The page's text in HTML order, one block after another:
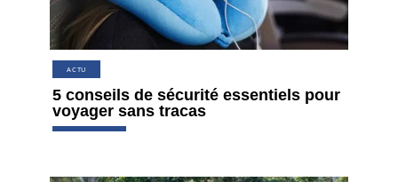
ACTU
5 conseils de sécurité essentiels pour
voyager sans tracas